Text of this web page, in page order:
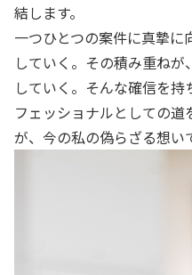
結します。
一つひとつの案件に真摯
していく。その積み重ねが
していく。そんな確信を
フェッショナルとしての
が、今の私の偽らざる想い